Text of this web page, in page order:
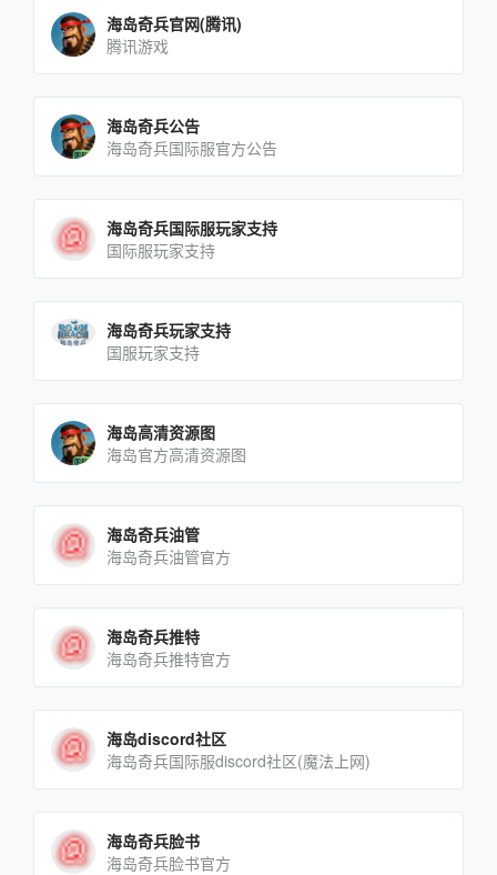
海岛奇兵官网(腾讯)
腾讯游戏
海岛奇兵公告
海岛奇兵国际服官方公告
海岛奇兵国际服玩家支持
国际服玩家支持
海岛奇兵玩家支持
国服玩家支持
海岛高清资源图
海岛官方高清资源图
海岛奇兵油管
海岛奇兵油管官方
海岛奇兵推特
海岛奇兵推特官方
海岛discord社区
海岛奇兵国际服discord社区(魔法上网)
海岛奇兵脸书
海岛奇兵脸书官方